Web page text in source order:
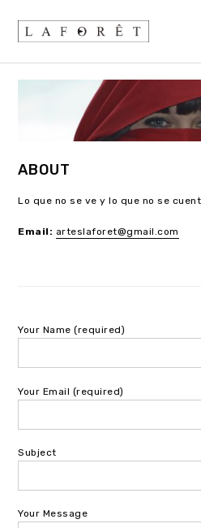
ABOUT
Lo que no se ve y lo que no se
Email: arteslaforet@gmail.com
Your Name (required)
Your Email (required)
Subject
Your Message